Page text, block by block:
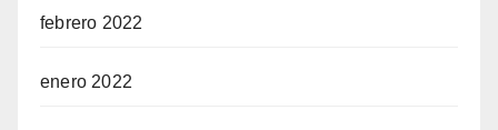
febrero 2022
enero 2022